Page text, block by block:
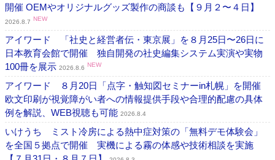
開催 OEMやオリジナルグッズ製作の商談も【９月２〜４日】
2026.8.7 NEW
アイワード 「社史と経営者伝・東京展」を８月25日〜26日に
日本教育会館で開催 独自開発の社史編集システム実演や実物
100冊を展示 2026.8.6 NEW
アイワード ８月20日「点字・触知図セミナーin札幌」を開催
欧文印刷が視覚障がい者への情報提供手段や合理的配慮の具体
例を解説、WEB視聴も可能 2026.8.4
いけうち ミスト冷房による熱中症対策の「無料デモ体験会」
を全国５拠点で開催 実機による霧の体感や技術相談を実施